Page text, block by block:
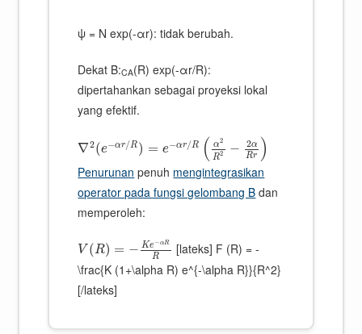
ψ = N exp(-αr): tidak berubah.
Dekat B:CA(R) exp(-αr/R):
dipertahankan sebagai proyeksi lokal
yang efektif.
∇2(e−αr/R) = e−αr/R ( α2
R2 − 2α
Rr )
Penurunan penuh mengintegrasikan
operator pada fungsi gelombang B dan
memperoleh:
V (R) = − Ke −αR
R
[lateks] F (R) = -
\frac{K (1+\alpha R) e^{-\alpha R}}{R^2}
[/lateks]